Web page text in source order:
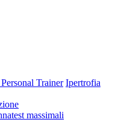
Trainer Ipertrofia
test massimali